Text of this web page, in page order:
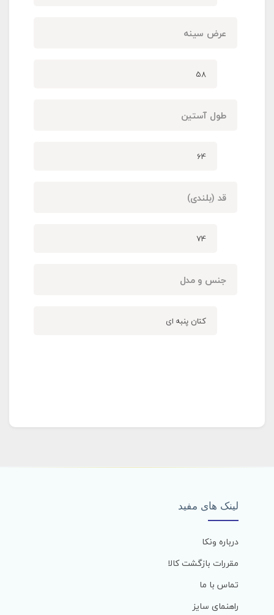
عرض سینه
58
طول آستین
64
قد (بلندی)
74
جنس و مدل
کتان پنبه ای
لینک های مفید
درباره ونکا
مقررات بازگشت کالا
تماس با ما
راهنمای سایز